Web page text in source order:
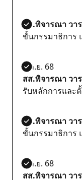
สส.พิจารณา วา
ขั้นกรรมาธิการ
5 ก.ย. 68
สส.พิจารณา วา
รับหลักการและ
สส.พิจารณา วา
ขั้นกรรมาธิการ
5 ก.ย. 68
สส.พิจารณา วา